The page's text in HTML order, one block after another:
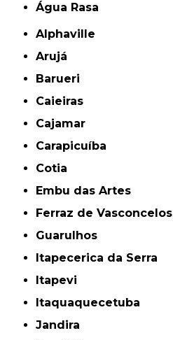
Água Rasa
Alphaville
Arujá
Barueri
Caieiras
Cajamar
Carapicuíba
Cotia
Embu das Artes
Ferraz de Vasconcelos
Guarulhos
Itapecerica da Serra
Itapevi
Itaquaquecetuba
Jandira